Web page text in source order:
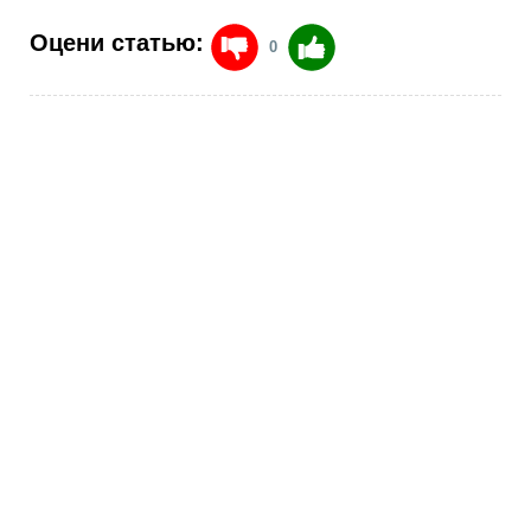
Оцени статью: 0